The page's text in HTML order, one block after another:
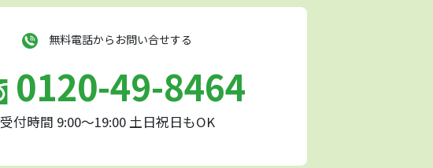
無料電話からお問い合せする
0120-49-8464
受付時間 9:00～19:00 土日祝日もOK